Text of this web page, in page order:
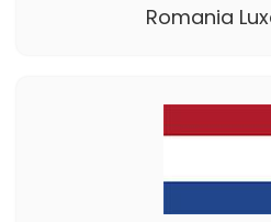
Romania